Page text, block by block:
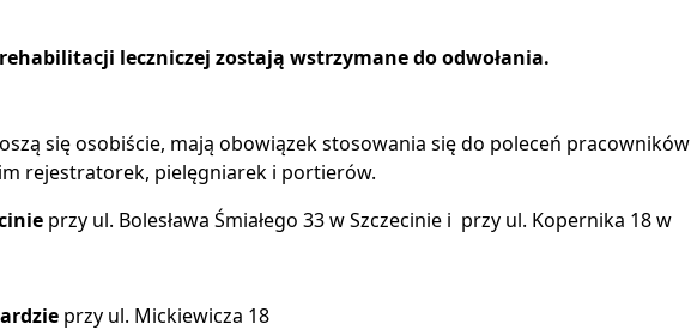
leczniczej zostają wstrzymane do odwołania.
się osobiście, mają obowiązek stosowania się do poleceń pracowników
rejestratorek, pielęgniarek i portierów.
przy ul. Bolesława Śmiałego 33 w Szczecinie i przy ul. Kopernika 18 w
przy ul. Mickiewicza 18